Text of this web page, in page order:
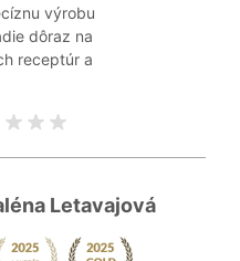
výrobu
dôraz na
receptúr a
Letavajová